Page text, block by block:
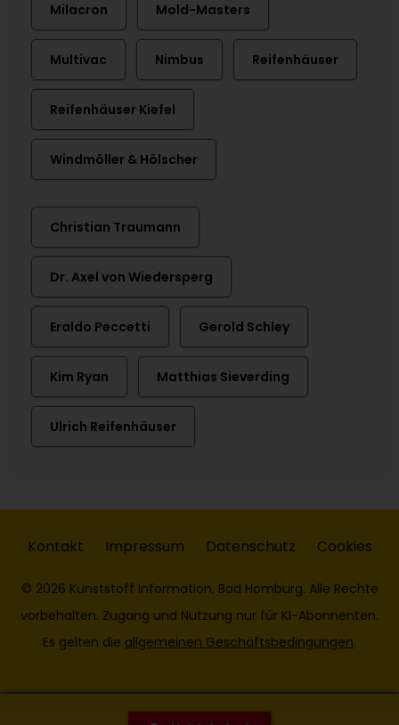
Milacron Mold-Masters
Multivac Nimbus Reifenhäuser
Reifenhäuser Kiefel
Windmöller & Hölscher
Christian Traumann
Dr. Axel von Wiedersperg
Eraldo Peccetti Gerold Schley
Kim Ryan Matthias Sieverding
Ulrich Reifenhäuser
Kontakt Impressum Datenschutz Cookies
© 2026 Kunststoff Information, Bad Homburg. Alle Rechte
vorbehalten. Zugang und Nutzung nur für KI-Abonnenten.
Es gelten die allgemeinen Geschäftsbedingungen.